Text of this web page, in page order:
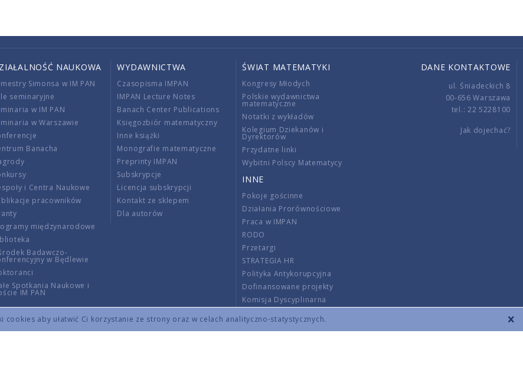
cookies aby ułatwić Ci korzystanie ze strony oraz w celach analityczno-statystycznych.
NAUKOWA
Simonsa w IM PAN
seminaryjne
w IM PAN
w Warszawie
Banacha
i Centra Naukowe
pracowników
międzynarodowe
Badawczo-
w Będlewie
Spotkania Naukowe i
IM PAN
WYDAWNICTWA
Czasopisma IMPAN
IMPAN Lecture Notes
Banach Center Publications
Księgozbiór matematyczny
Inne książki
Monografie matematyczne
Preprinty IMPAN
Subskrypcje
Licencja subskrypcji
Kontakt ze sklepem
Dla autorów
ŚWIAT MATEMATYKI
Kongresy Młodych
Polskie wydawnictwa
matematyczne
Notatki z wykładów
Kolegium Dziekanów i
Dyrektorów
Przydatne linki
Wybitni Polscy Matematycy
INNE
Pokoje gościnne
Działania Prorównościowe
Praca w IMPAN
RODO
Przetargi
STRATEGIA HR
Polityka Antykorupcyjna
Dofinansowane projekty
Komisja Dyscyplinarna
Wnoszenie opłat
DANE KONTAKTOWE
ul. Śniadeckich 8
00-656 Warszawa
tel.: 22 5228100
Jak dojechać?